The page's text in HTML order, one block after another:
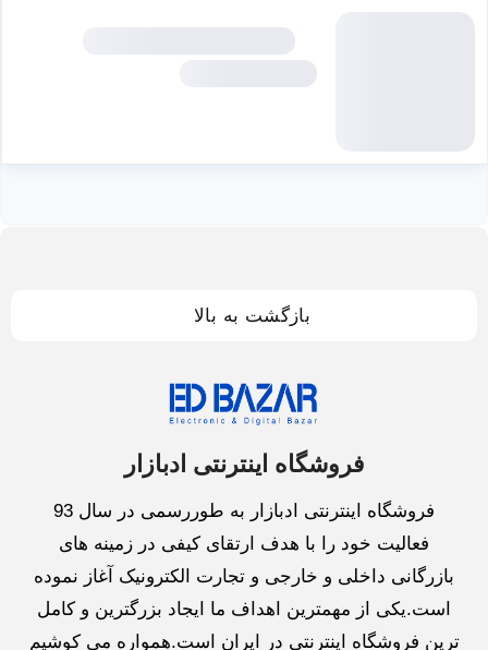
بازگشت به بالا
فروشگاه اینترنتی ادبازار
فروشگاه اینترنتی ادبازار به طوررسمی در سال 93
فعالیت خود را با هدف ارتقای کیفی در زمینه های
بازرگانی داخلی و خارجی و تجارت الکترونیک آغاز نموده
است.یکی از مهمترین اهداف ما ایجاد بزرگترین و کامل
ترین فروشگاه اینترنتی در ایران است.همواره می کوشیم